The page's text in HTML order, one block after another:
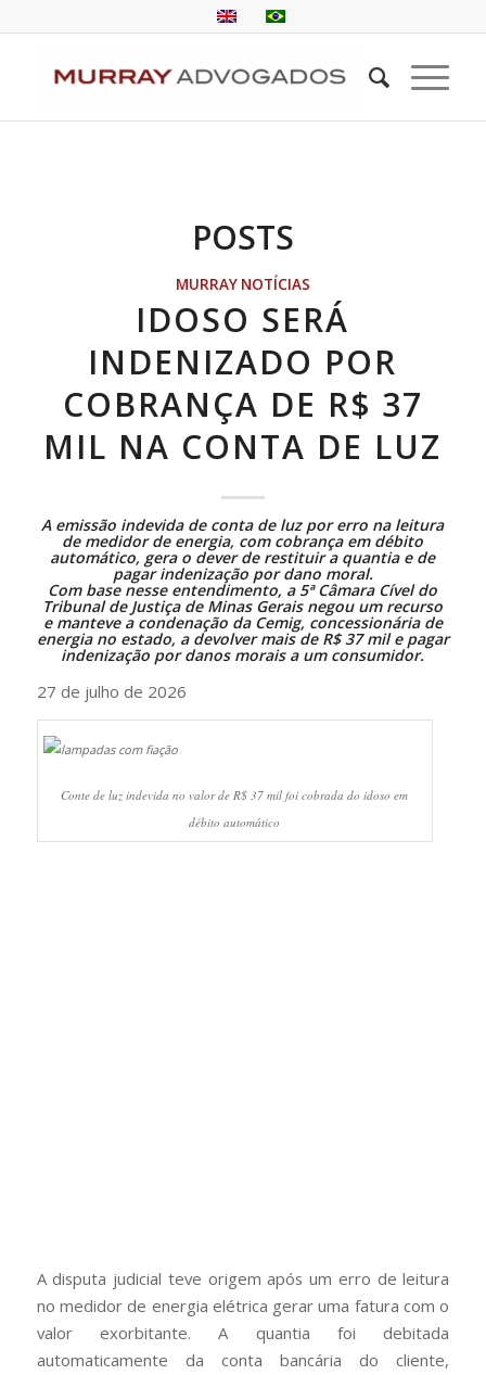
POSTS
MURRAY NOTÍCIAS
IDOSO SERÁ
INDENIZADO POR
COBRANÇA DE R$ 37
MIL NA CONTA DE LUZ
A emissão indevida de conta de luzpor erro na leitura
de medidor de energia, com cobrança em débito
automático, gera o dever de restituir a quantia e de
pagar indenização por dano moral.
Com base nesse entendimento, a 5ª Câmara Cível do
Tribunal de Justiça de Minas Gerais negou um recurso
e manteve a condenação da Cemig, concessionária de
energia no estado, a devolver mais de R$ 37 mil e pagar
indenização por danos morais a um consumidor.
27 de julho de 2026
Conte de luz indevida no valor de R$ 37 mil foi cobrada do idoso em
débito automático
A disputa judicial teve origem após um erro de leitura
no medidor de energia elétrica gerar uma fatura com o
valor exorbitante. A quantia foi debitada
automaticamente da conta bancária do cliente,